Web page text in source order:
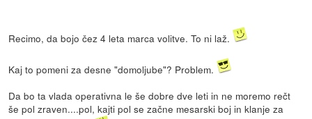
Recimo, da bojo čez 4 leta marca volitve. To ni laž.
Kaj to pomeni za desne "domoljube"? Problem.
Da bo ta vlada operativna le še dobre dve leti in ne moremo rečt
še pol zraven....pol, kajti pol se začne mesarski boj in klanje za